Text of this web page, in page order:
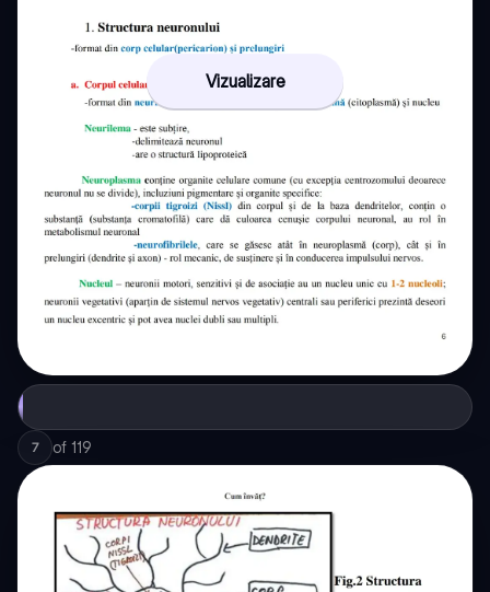
Vizualizare
7 of 119